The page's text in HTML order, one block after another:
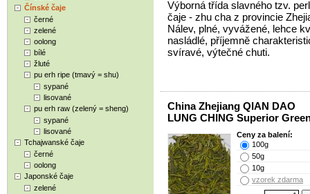
Čínské čaje
černé
zelené
oolong
bílé
žluté
pu erh ripe (tmavý = shu)
sypané
lisované
pu erh raw (zelený = sheng)
sypané
lisované
Tchajwanské čaje
černé
oolong
Japonské čaje
zelené
Výborná třída slavného tzv.
čaje - zhu cha z provincie
Nálev, plné, vyvážené, lehce
nasládlé, příjemně
svíravé, výtečné chuti.
China Zhejiang QIAN DAO
LUNG CHING Superior
Ceny za balení:
100g
50g
10g
vzorek zdarma